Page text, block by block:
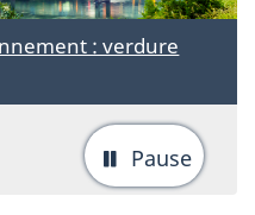
Pause
: verdure